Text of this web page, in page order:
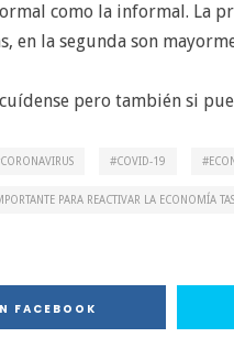
como la informal. La
en la segunda son
pero también si
CORONAVIRUS COVID-19
PARA REACTIVAR LA ECONOMÍA
FACEBOOK